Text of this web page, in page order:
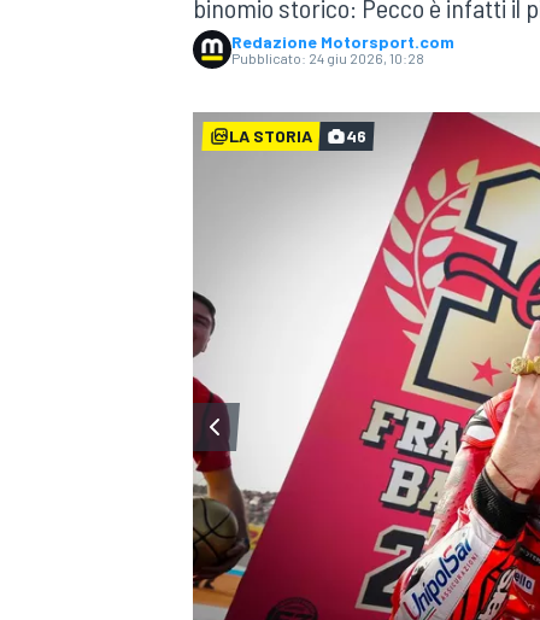
MONOPOSTO
binomio storico: Pecco è infatti il
Redazione Motorsport.com
Pubblicato: 24 giu 2026, 10:28
LA STORIA 46